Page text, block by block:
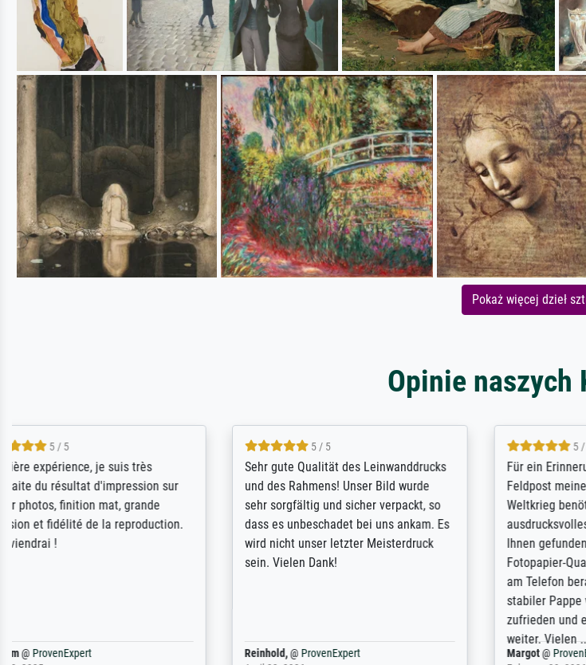
Pokaż więcej dzieł
Opinie naszych
Sehr gute Qualität des Leinwanddrucks
und des Rahmens! Unser Bild wurde
sehr sorgfältig und sicher verpackt, so
dass es unbeschadet bei uns ankam. Es
wird nicht unser letzter Meisterdruck
Reinhold,@
Für ein Erinnerungsbuch mit der
Feldpost meines Großvaters aus dem 1.
Weltkrieg benötigte ich ein
ausdrucksvolles Bild. Das habe ich bei
Ihnen gefunden. Bei der Auswahl der
Fotopapier-Qualität wurde ich sehr gut
weiter. Vielen ...
Margot@ProvenExpert
und